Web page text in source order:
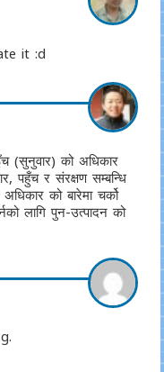
it :d
(सुनुवार) को अधिकार
पहुँच र संरक्षण सम्बन्धि
को बारेमा चर्को
लागि पुन-उत्पादन को